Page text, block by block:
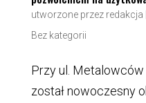
utworzone przez redakcja
Bez kategorii
Przy ul.
został nowoczesny